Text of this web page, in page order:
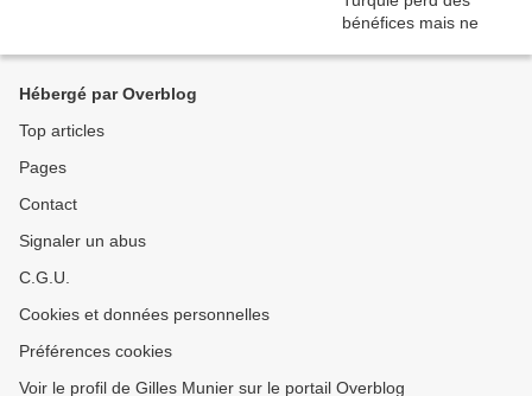
Hébergé par Overblog
Top articles
Pages
Contact
Signaler un abus
C.G.U.
Cookies et données personnelles
Préférences cookies
Voir le profil de Gilles Munier sur le portail Overblog